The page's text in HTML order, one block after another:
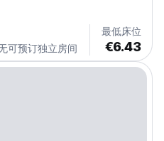
AEON Mall Klebang, 13
and 33 km from
可预订独立房间
最低床位
€6.43